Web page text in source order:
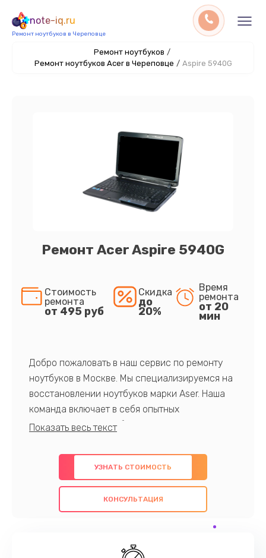
note-iq.ru
Ремонт ноутбуков в Череповце
Ремонт ноутбуков /
Ремонт ноутбуков Acer в Череповце / Aspire 5940G
Ремонт Acer Aspire 5940G
Стоимость
ремонта
от 495 руб
Скидка
до
20%
Время
ремонта
от 20
мин
Добро пожаловать в наш сервис по ремонту
ноутбуков в Москве. Мы специализируемся на
восстановлении ноутбуков марки Aser. Наша
команда включает в себя опытных
профессионалов с обширными знаниями и
предлагаем быстрый и качественный ремонт с
использованием оригинальных компонентов, а
также гарантируем качество всех
проведенных работ. Наша цель - предоставить
наилучшим образом. Не медлите записаться на
УЗНАТЬ СТОИМОСТЬ
КОНСУЛЬТАЦИЯ